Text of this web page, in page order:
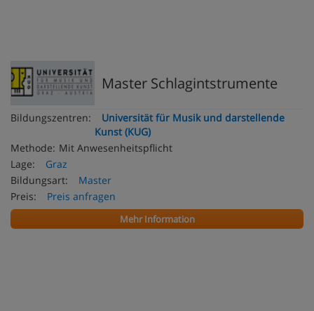
Master Schlagintstrumente
Bildungszentren:
Universität für Musik und darstellende
Kunst (KUG)
Methode: Mit Anwesenheitspflicht
Lage:
Graz
Bildungsart:
Master
Preis:
Preis anfragen
Mehr Information